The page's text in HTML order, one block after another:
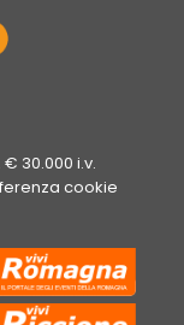
€ 30.000 i.v.
cookie